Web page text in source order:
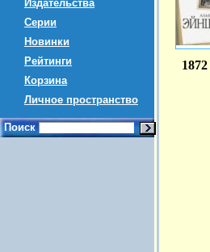
Издательства
Серии
Новинки
Рейтинги
Корзина
Личное пространство
Поиск
1872